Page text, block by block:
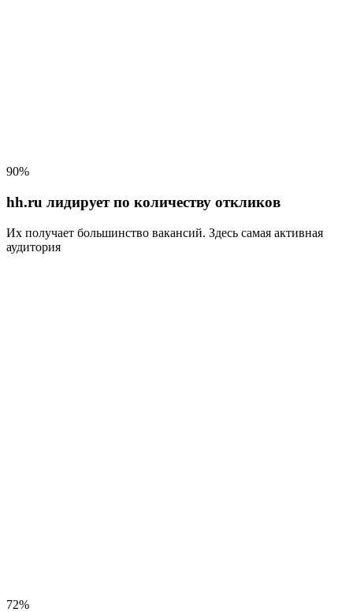
90%
hh.ru лидирует по количеству откликов
Их получает большинство вакансий. Здесь самая активная
аудитория
72%